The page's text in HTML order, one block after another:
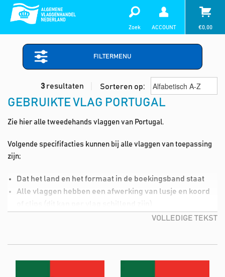
Zoek ACCOUNT €0,00
FILTERMENU
3 resultaten Sorteren op:
GEBRUIKTE VLAG PORTUGAL
Zie hier alle tweedehands vlaggen van Portugal.
Volgende specififacties kunnen bij alle vlaggen van toepassing
zijn;
Dat het land en het formaat in de boekingsband staat
Alle vlaggen hebben een afwerking van lusje en koord
Lichte vlekjes in de vlag (deze kan je dmv de wasmiddel,
VOLLEDIGE TEKST